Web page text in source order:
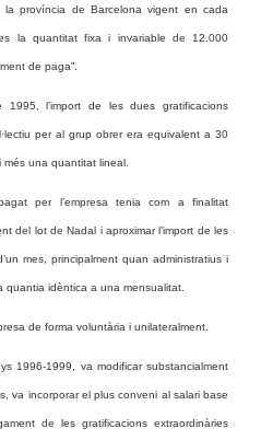
la província de Barcelona vigent en cada
la quantitat fixa i invariable de 12.000
de paga”.
l’import de les dues gratificacions
per al grup obrer era equivalent a 30
una quantitat lineal.
per l’empresa tenia com a finalitat
del lot de Nadal i aproximar l’import de les
mes, principalment quan administratius i
idèntica a una mensualitat.
de forma voluntària i unilateralment.
1996-1999, va modificar substancialment
va incorporar el plus conveni al salari base
de les gratificacions extraordinàries